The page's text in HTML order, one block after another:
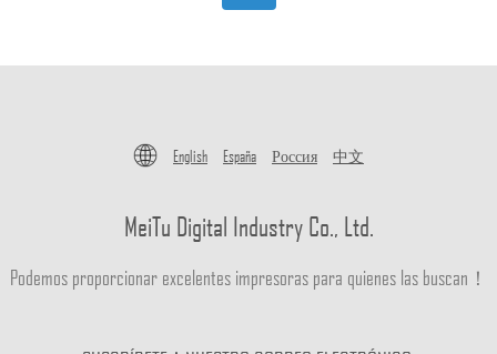
English España Россия 中文
MeiTu Digital Industry Co., Ltd.
Podemos proporcionar excelentes impresoras para quienes las buscan！